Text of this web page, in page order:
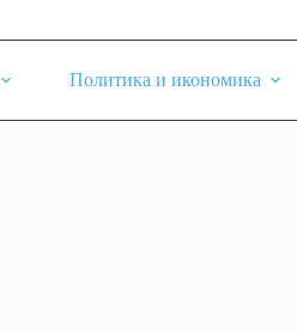
Политика и икономика